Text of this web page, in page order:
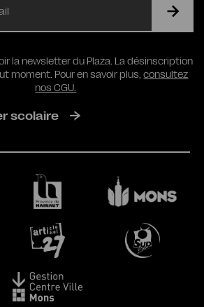
RGPD
la newsletter du Plaza. La désinscription
moment. Pour en savoir plus,consultez
nos CGU.
scolaire